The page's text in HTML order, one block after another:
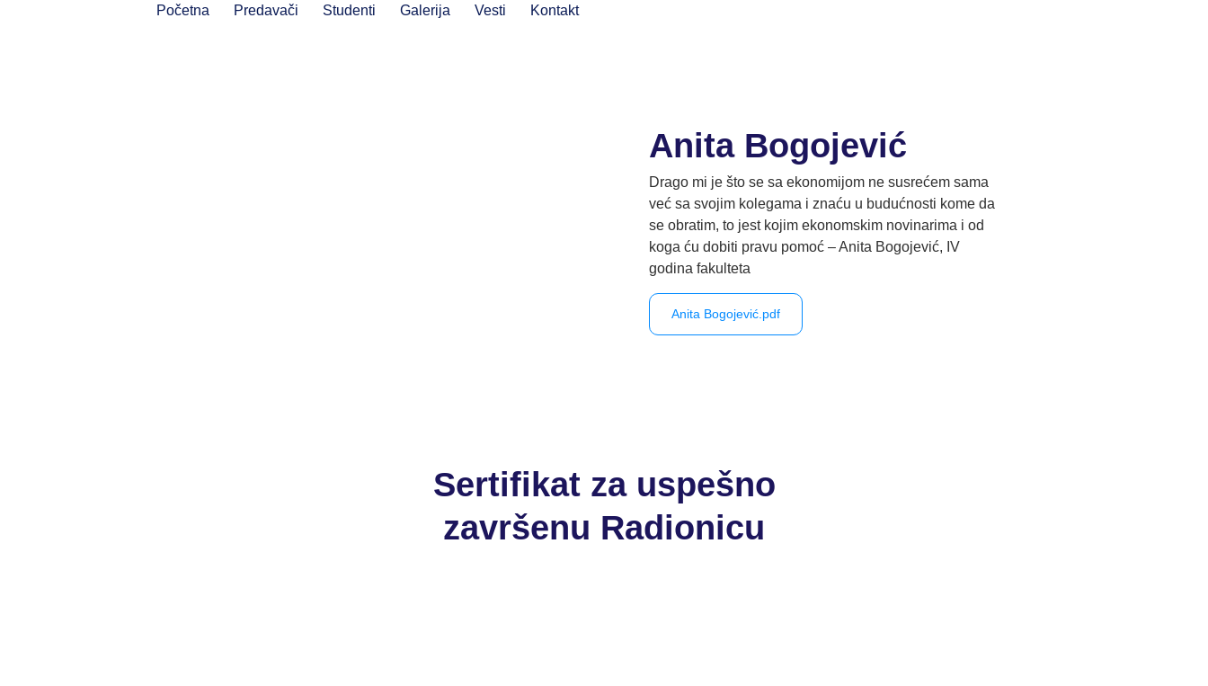
Početna Predavači Studenti Galerija Vesti Kontakt
Anita Bogojević
Drago mi je što se sa ekonomijom ne susrećem sama
već sa svojim kolegama i znaću u budućnosti kome da
se obratim, to jest kojim ekonomskim novinarima i od
koga ću dobiti pravu pomoć – Anita Bogojević, IV
godina fakulteta
Anita Bogojević.pdf
Sertifikat za uspešno
završenu Radionicu